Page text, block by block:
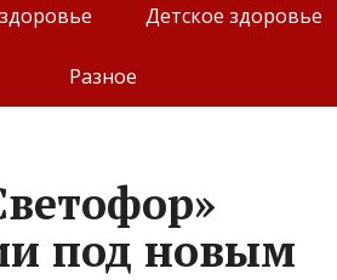
Детское здоровье
Разное
под новым